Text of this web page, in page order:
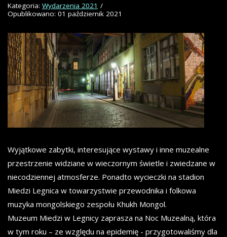
Kategoria: Wydarzenia 2021
Opublikowano: 01 październik 2021
Wyjątkowe zabytki, interesujące wystawy i inne muzealne
przestrzenie widziane w wieczornym świetle i zwiedzane w
niecodziennej atmosferze. Ponadto wycieczki na stadion
Miedzi Legnica w towarzystwie przewodnika i folkowa
muzyka mongolskiego zespołu Khukh Mongol.
Muzeum Miedzi w Legnicy zaprasza na Noc Muzealną, która
w tym roku – ze względu na epidemię - przygotowaliśmy dla